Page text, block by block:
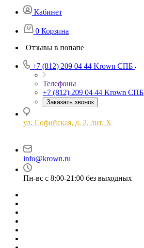
Кабинет
0 Корзина
Отзывы в попапе
+7 (812) 209 04 44 Krown СПБ
Телефоны
+7 (812) 209 04 44 Krown СПБ
Заказать звонок
ул. Софийская, д. 2, лит. Х
info@krown.ru
Пн-вс с 8:00-21:00 без выходных